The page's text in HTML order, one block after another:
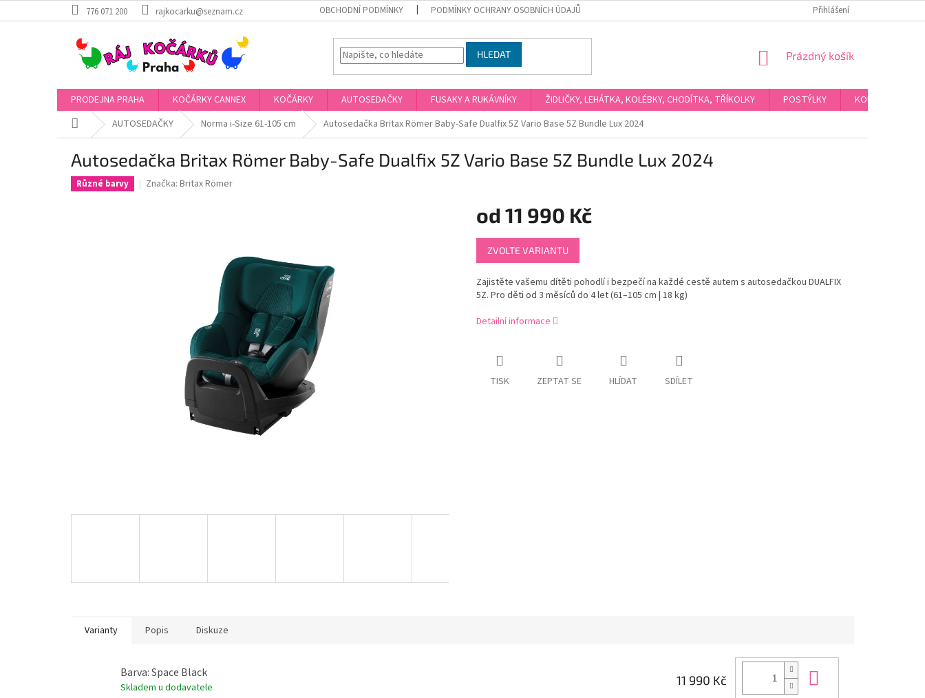
na
776 071 200 rajkocarku@seznam.cz OBCHODNÍ PODMÍNKY PODMÍNKY OCHRANY OSOBNÍCH ÚDAJŮ Přihlášení
HLEDAT
NÁKUPNÍ
Prázdný košík
PRODEJNA PRAHA KOČÁRKY CANNEX KOČÁRKY AUTOSEDAČKY FUSAKY A RUKÁVNÍKY ŽIDLIČKY, LEHÁTKA, KOLÉBKY, CHODÍTKA, TŘÍKOLKY POSTÝLKY
KOUPÁNÍ A
Domů AUTOSEDAČKY Norma i-Size 61-105 cm Autosedačka Britax Römer Baby-Safe Dualfix 5Z Vario Base 5Z Bundle Lux 2024
Autosedačka Britax Römer Baby-Safe Dualfix 5Z Vario Base 5Z Bundle Lux 2024
Různé barvy Značka: Britax Römer
od 11 990 Kč
Měrná
cena:
ZVOLTE VARIANTU
Zajistěte vašemu dítěti pohodlí i bezpečí na každé cestě autem s autosedačkou DUALFIX
5Z. Pro děti od 3 měsíců do 4 let (61–105 cm | 18 kg)
Detailní informace
TISK ZEPTAT SE HLÍDAT SDÍLET
Varianty Popis Diskuze
Barva: Space Black
Skladem u dodavatele
11 990 Kč